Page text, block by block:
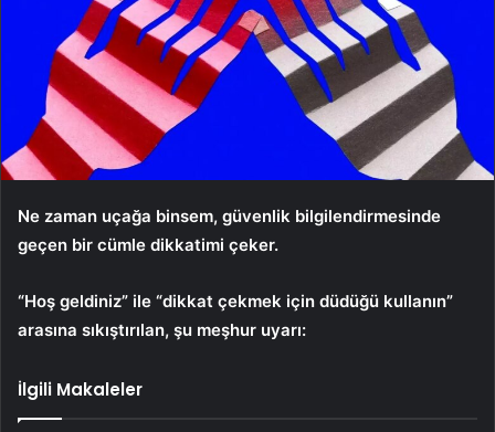
Ne zaman uçağa binsem, güvenlik bilgilendirmesinde
geçen bir cümle dikkatimi çeker.
“Hoş geldiniz” ile “dikkat çekmek için düdüğü kullanın”
arasına sıkıştırılan, şu meşhur uyarı:
İlgili Makaleler